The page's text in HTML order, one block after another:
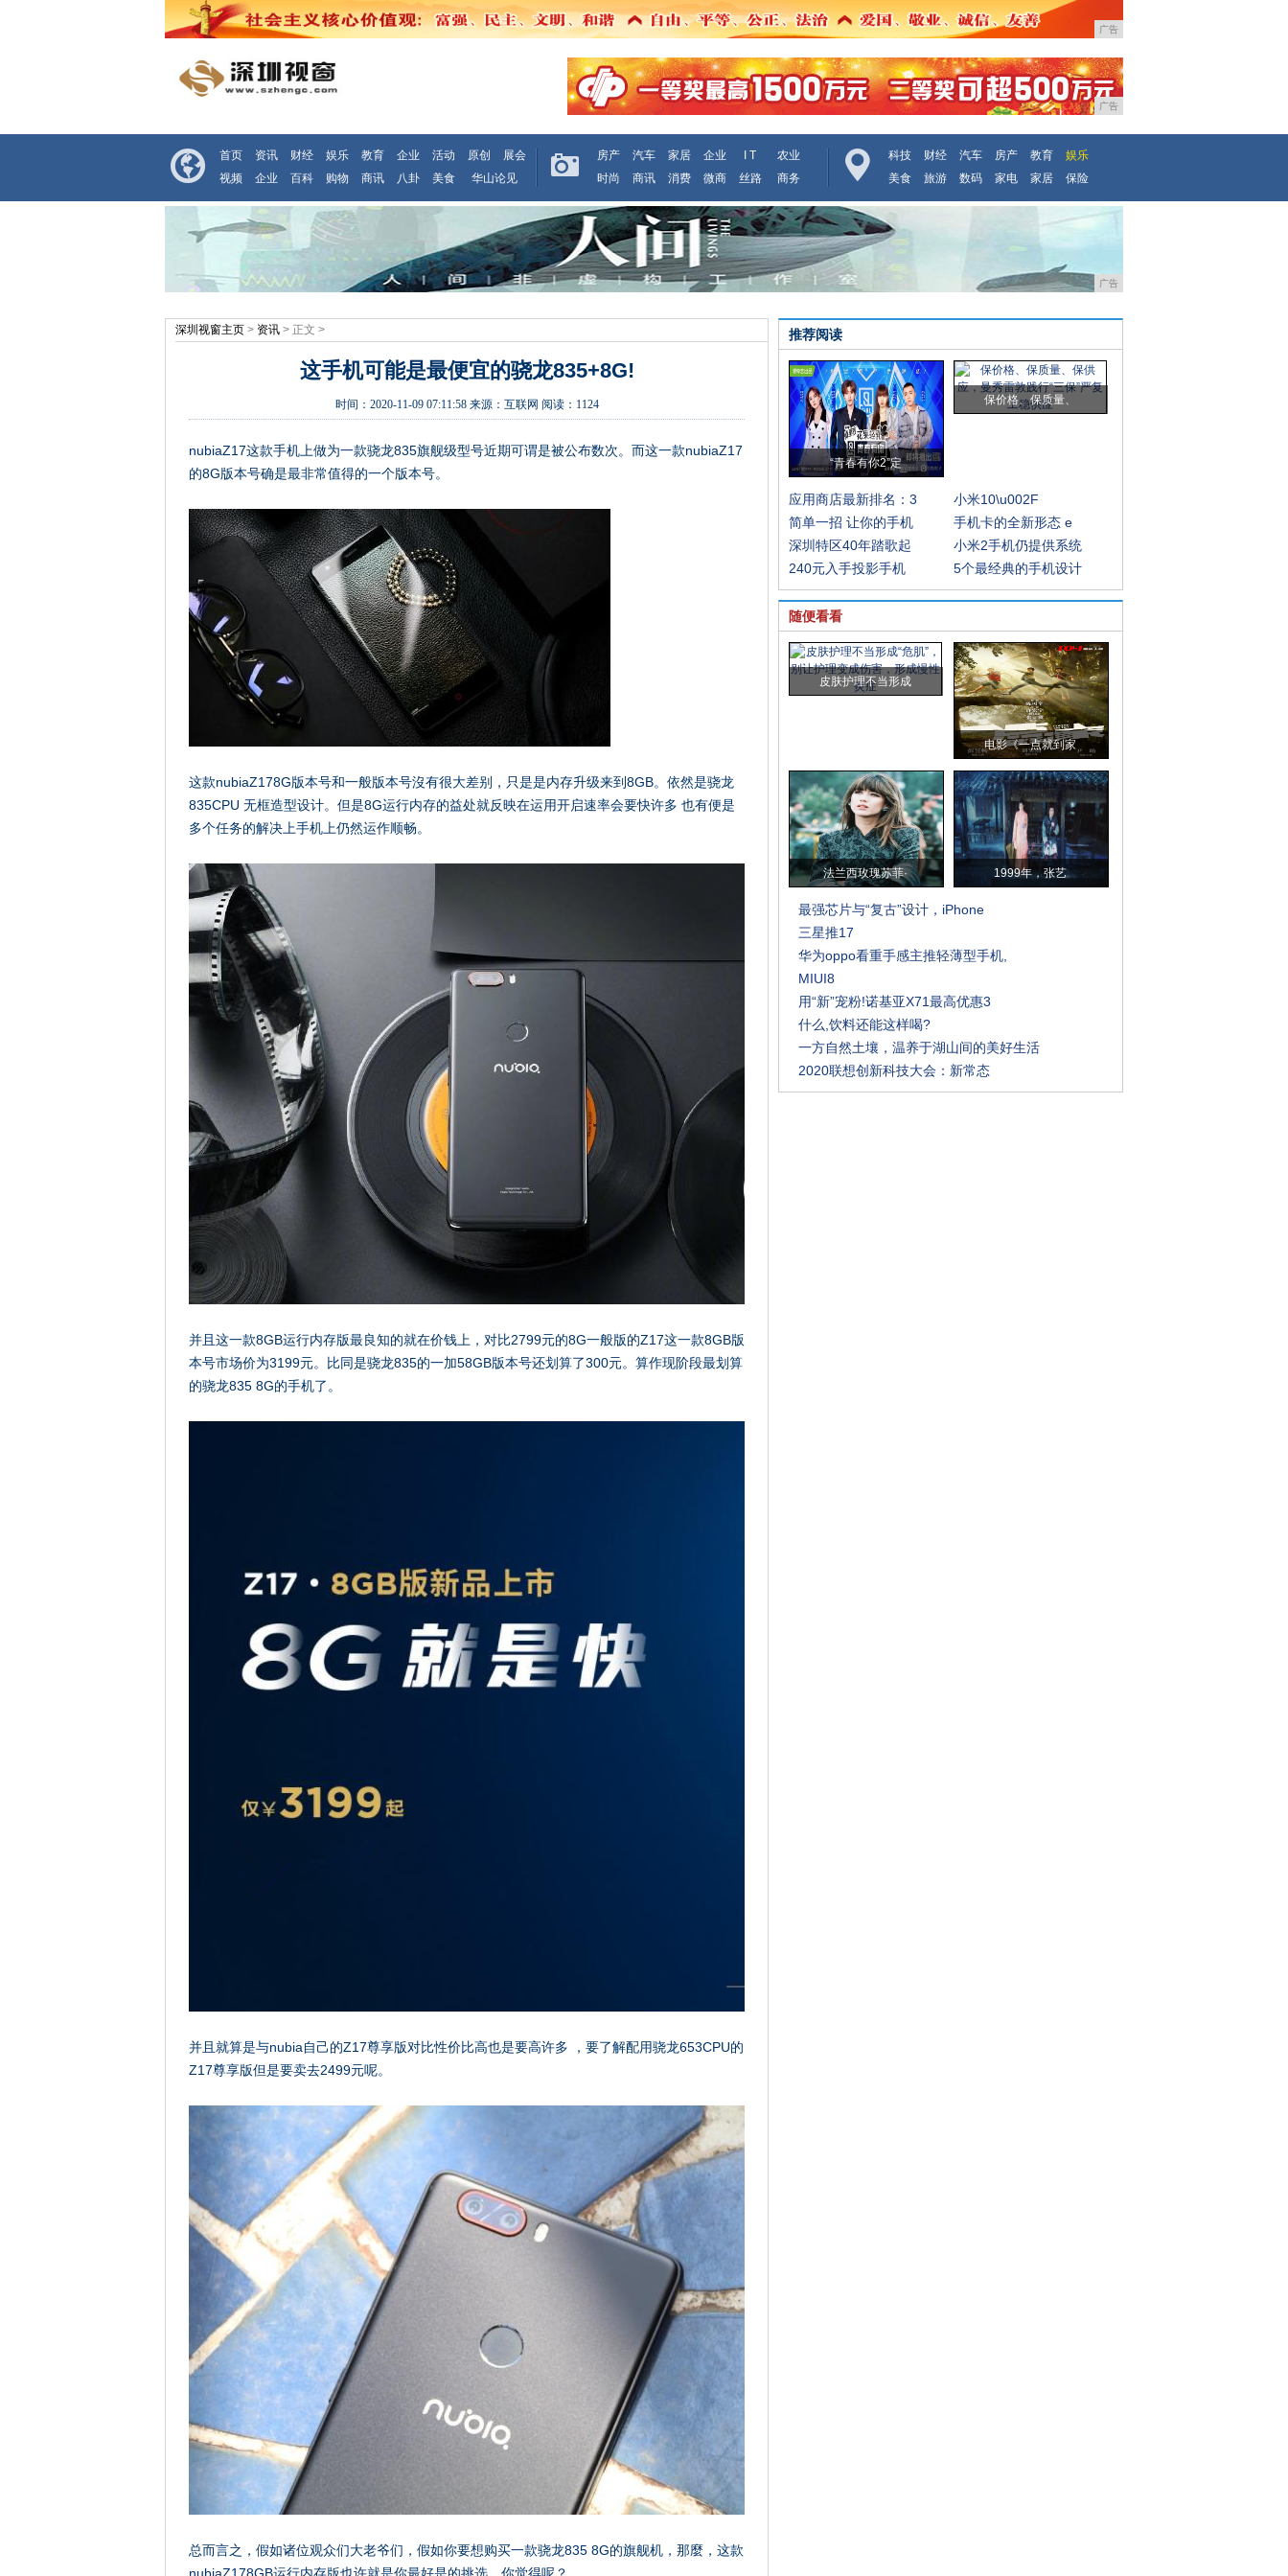
广告
广告
首页 资讯 财经 娱乐 教育 企业 活动 原创
展会
视频
企业 百科 购物 商讯 八卦 美食 华山论见
房产 汽车 家居 企业 I T
农业
时尚
商讯 消费 微商 丝路 商务
科技 财经 汽车 房产 教育
娱乐
美食
旅游 数码 家电 家居 保险
广告
深圳视窗主页 > 资讯 > 正文 >
这手机可能是最便宜的骁龙835+8G!
时间： 2020-11-09 07:11:58来源： 互联网 阅读：1124
nubiaZ17这款手机上做为一款骁龙835旗舰级型号近期可谓是被公布数次。而这一款nubiaZ17
的8G版本号确是最非常值得的一个版本号。
这款nubiaZ178G版本号和一般版本号沒有很大差别，只是是内存升级来到8GB。依然是骁龙
835CPU 无框造型设计。但是8G运行内存的益处就反映在运用开启速率会要快许多 也有便是
多个任务的解决上手机上仍然运作顺畅。
并且这一款8GB运行内存版最良知的就在价钱上，对比2799元的8G一般版的Z17这一款8GB版
本号市场价为3199元。比同是骁龙835的一加58GB版本号还划算了300元。算作现阶段最划算
的骁龙835 8G的手机了。
并且就算是与nubia自己的Z17尊享版对比性价比高也是要高许多 ，要了解配用骁龙653CPU的
Z17尊享版但是要卖去2499元呢。
总而言之，假如诸位观众们大老爷们，假如你要想购买一款骁龙835 8G的旗舰机，那麼，这款
推荐阅读
“青春有你2”定
保价格、保质量、
应用商店最新排名：3
小米10\u002F
简单一招 让你的手机
手机卡的全新形态 e
深圳特区40年踏歌起
小米2手机仍提供系统
240元入手投影手机
5个最经典的手机设计
随便看看
皮肤护理不当形成
电影《一点就到家
法兰西玫瑰苏菲· 1999年，张艺
最强芯片与“复古”设计，iPhone
三星推17
华为oppo看重手感主推轻薄型手机,
MIUI8
用“新”宠粉!诺基亚X71最高优惠3
什么,饮料还能这样喝?
一方自然土壤，温养于湖山间的美好生活
2020联想创新科技大会：新常态